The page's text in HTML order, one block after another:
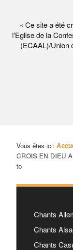
« Ce site a été
l'Eglise de la
(ECAAL)/Union
Vous êtes ici:
CROIS EN DIEU
to
Chants
Chants
Chants